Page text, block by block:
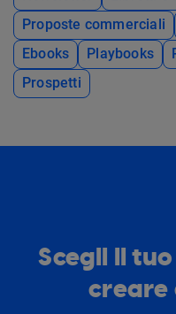
Proposte commerciali
Ebooks
Playbooks
Prospetti
Scegli il
creare